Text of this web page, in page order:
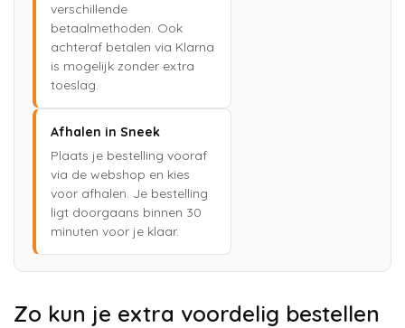
verschillende
betaalmethoden. Ook
achteraf betalen via Klarna
is mogelijk zonder extra
toeslag.
Afhalen in Sneek
Plaats je bestelling vooraf
via de webshop en kies
voor afhalen. Je bestelling
ligt doorgaans binnen 30
minuten voor je klaar.
Zo kun je extra voordelig bestellen